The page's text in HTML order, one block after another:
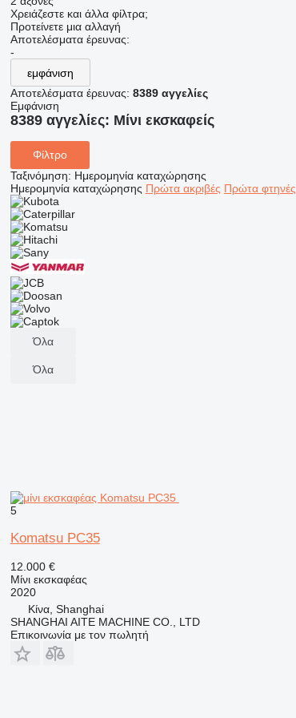
Χρειάζεστε και άλλα φίλτρα;
Προτείνετε μια αλλαγή
Αποτελέσματα έρευνας:
-
εμφάνιση
Αποτελέσματα έρευνας: 8389 αγγελίες
Εμφάνιση
8389 αγγελίες: Μίνι εκσκαφείς
Φίλτρο
Ταξινόμηση: Ημερομηνία καταχώρησης
Ημερομηνία καταχώρησης Πρώτα ακριβές Πρώτα φτηνές
Όλα
Όλα
5
Komatsu PC35
12.000 €
Μίνι εκσκαφέας
2020
Κίνα, Shanghai
SHANGHAI AITE MACHINE CO., LTD
Επικοινωνία με τον πωλητή